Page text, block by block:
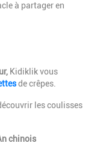
à partager en
Kidiklik vous
de crêpes.
les coulisses
chinois